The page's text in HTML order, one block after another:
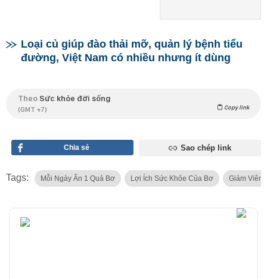
Loại củ giúp đào thải mỡ, quản lý bệnh tiểu
đường, Việt Nam có nhiều nhưng ít dùng
Theo Sức khỏe đời sống
(GMT +7) Copy link
Chia sẻ Sao chép link
Tags: Mỗi Ngày Ăn 1 Quả Bơ Lợi Ích Sức Khỏe Của Bơ Giảm Viêm